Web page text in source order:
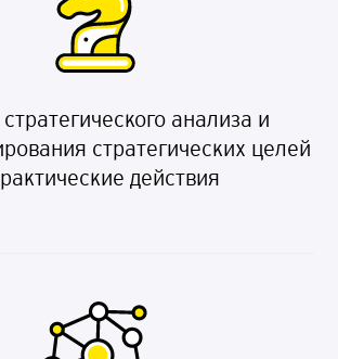
анализа и
стратегических целей
действия